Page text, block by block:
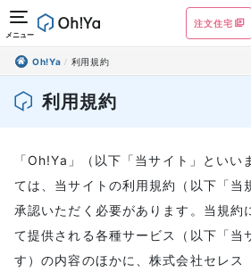
メニュー
注文住宅
Oh!Ya 利用規約
利用規約
「Oh!Ya」（以下「当サイト」といい
ては、当サイトの利用規約（以下「当
承認いただく必要があります。当規約
て提供される各種サービス（以下「当
す）の内容のほかに、株式会社セレス